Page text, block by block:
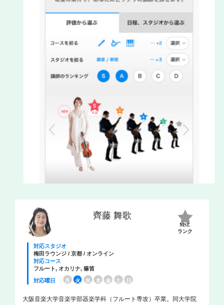
齊藤 舞歌
MSL
ランク
対応スタジオ
梅田ラウンジ / 京都 / オンライン
対応コース
フルート, オカリナ, 篠笛
対応曜日
月 火 水 木 金 土 日
大阪音楽大学音楽学部器楽学科（フルート専攻）卒業。同大学院